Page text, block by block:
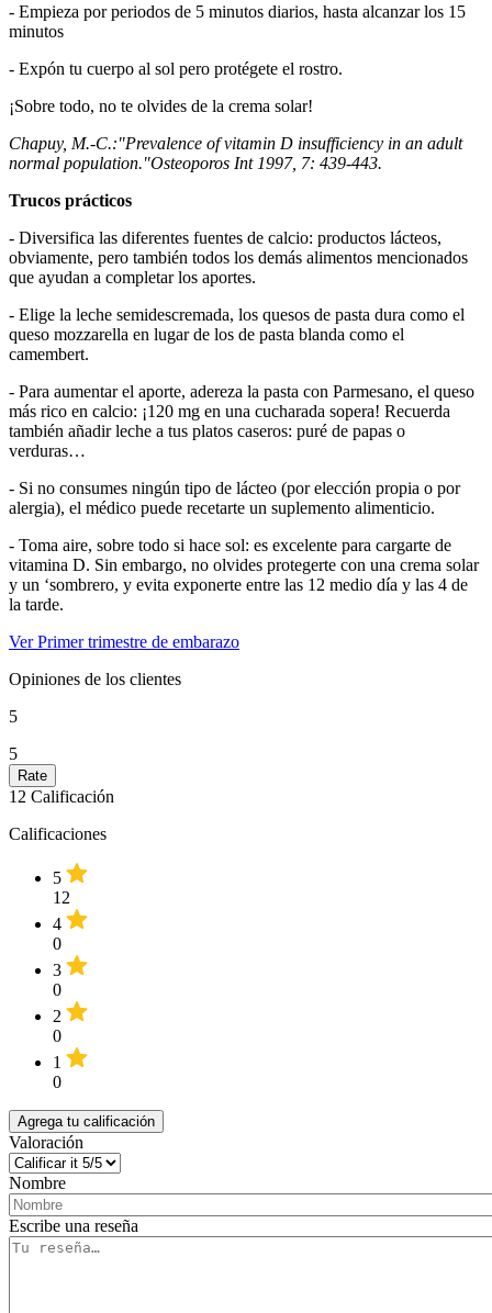
- Empieza por periodos de 5 minutos diarios, hasta alcanzar los 15
minutos
- Expón tu cuerpo al sol pero protégete el rostro.
¡Sobre todo, no te olvides de la crema solar!
Chapuy, M.-C.:"Prevalence of vitamin D insufficiency in an adult
normal population."Osteoporos Int 1997, 7: 439-443.
Trucos prácticos
- Diversifica las diferentes fuentes de calcio: productos lácteos,
obviamente, pero también todos los demás alimentos mencionados
que ayudan a completar los aportes.
- Elige la leche semidescremada, los quesos de pasta dura como el
queso mozzarella en lugar de los de pasta blanda como el
camembert.
- Para aumentar el aporte, adereza la pasta con Parmesano, el queso
más rico en calcio: ¡120 mg en una cucharada sopera! Recuerda
también añadir leche a tus platos caseros: puré de papas o
verduras…
- Si no consumes ningún tipo de lácteo (por elección propia o por
alergia), el médico puede recetarte un suplemento alimenticio.
- Toma aire, sobre todo si hace sol: es excelente para cargarte de
vitamina D. Sin embargo, no olvides protegerte con una crema solar
y un ‘sombrero, y evita exponerte entre las 12 medio día y las 4 de
la tarde.
Ver Primer trimestre de embarazo
Opiniones de los clientes
5
5
12 Calificación
Calificaciones
5
12
4
0
3
0
2
0
1
0
Agrega tu calificación
Valoración
Nombre
Escribe una reseña